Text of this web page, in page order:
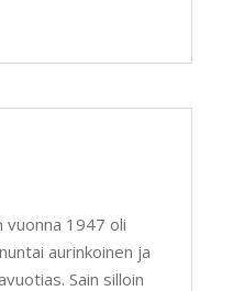
vuonna 1947 oli
aurinkoinen ja
Sain silloin